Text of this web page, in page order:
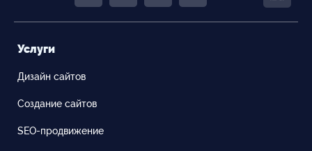
Услуги
Дизайн сайтов
Создание сайтов
SEO-продвижение